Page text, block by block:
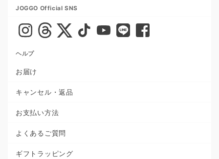
JOGGO Official SNS
ヘルプ
お届け
キャンセル・返品
お支払い方法
よくあるご質問
ギフトラッピング